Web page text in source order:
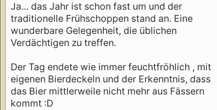
Ja... das Jahr ist schon fast um und der
traditionelle Frühschoppen stand an. Eine
wunderbare Gelegenheit, die üblichen
Verdächtigen zu treffen.
Der Tag endete wie immer feuchtfröhlich , mit
eigenen Bierdeckeln und der Erkenntnis, dass
das Bier mittlerweile nicht mehr aus Fässern
kommt :D